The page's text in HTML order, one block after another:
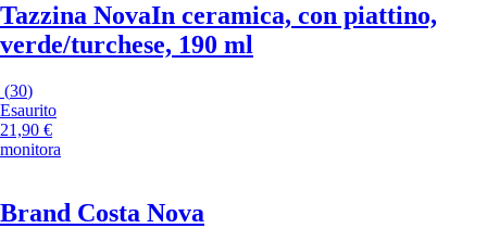
Tazzina NovaIn ceramica, con piattino,
verde/turchese, 190 ml
(30)
Esaurito
21,90 €
monitora
Brand Costa Nova